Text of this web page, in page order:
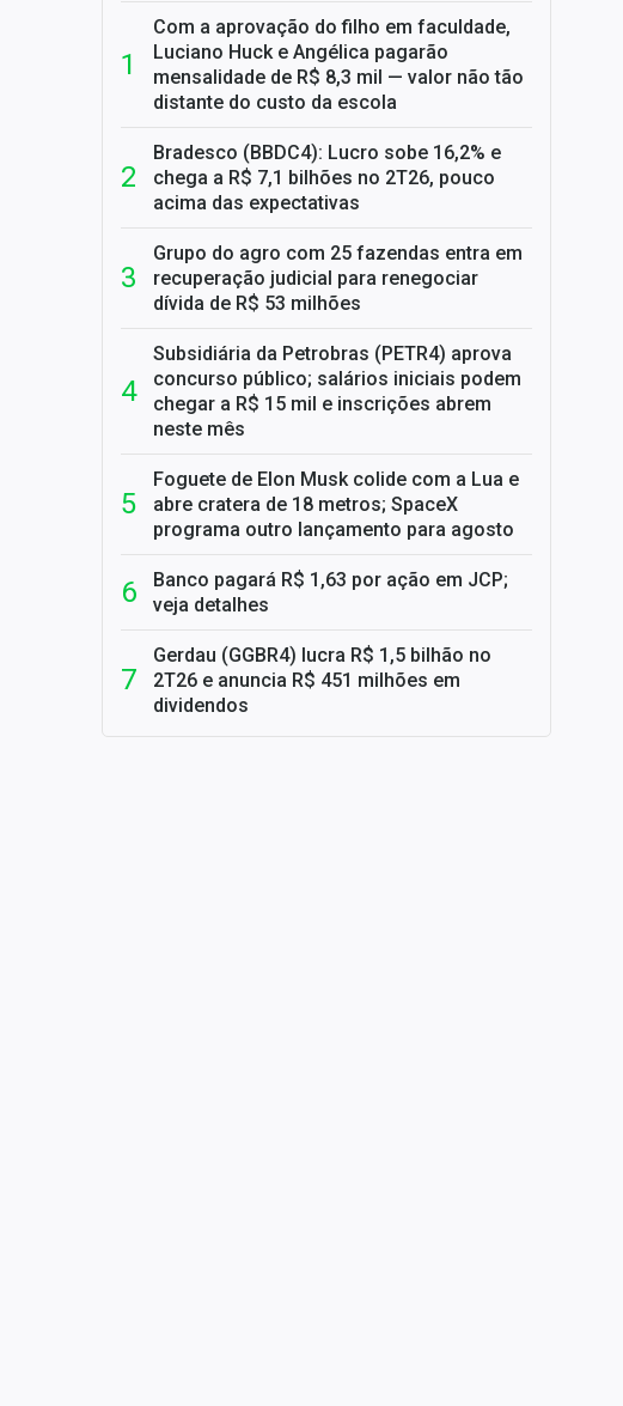
Com a aprovação do filho em faculdade,
Luciano Huck e Angélica pagarão
mensalidade de R$ 8,3 mil — valor não tão
distante do custo da escola
Bradesco (BBDC4): Lucro sobe 16,2% e
chega a R$ 7,1 bilhões no 2T26, pouco
acima das expectativas
Grupo do agro com 25 fazendas entra em
recuperação judicial para renegociar
dívida de R$ 53 milhões
Subsidiária da Petrobras (PETR4) aprova
concurso público; salários iniciais podem
chegar a R$ 15 mil e inscrições abrem
neste mês
Foguete de Elon Musk colide com a Lua e
abre cratera de 18 metros; SpaceX
programa outro lançamento para agosto
Banco pagará R$ 1,63 por ação em JCP;
veja detalhes
Gerdau (GGBR4) lucra R$ 1,5 bilhão no
2T26 e anuncia R$ 451 milhões em
dividendos